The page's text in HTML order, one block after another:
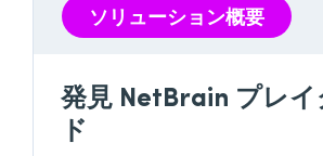
ソリューション概要
発見 NetBrain プレ
ド